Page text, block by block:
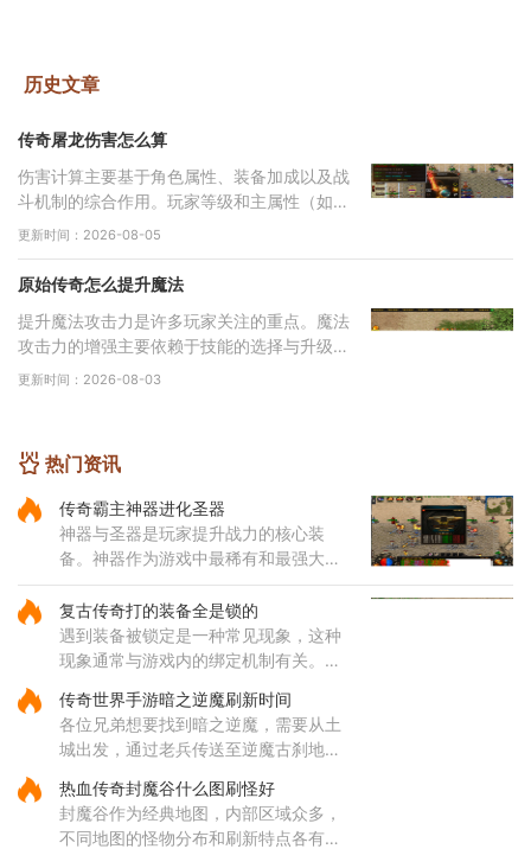
历史文章
传奇屠龙伤害怎么算
伤害计算主要基于角色属性、装备加成以及战
斗机制的综合作用。玩家等级和主属性（如力
量、智力等）直接影响基础攻击力和技能伤
础途
更新时间：2026-08-05
原始传奇怎么提升魔法
提升魔法攻击力是许多玩家关注的重点。魔法
攻击力的增强主要依赖于技能的选择与升级。
对于法师角色而言，雷电术是一个核心输出技
更新时间：2026-08-03
热门资讯
传奇霸主神器进化圣器
神器与圣器是玩家提升战力的核心装
备。神器作为游戏中最稀有和最强大的
装备之一，拥有远超其他装备的属性，
每种神器都具备独特的技能和被动效
果。玩家收集一定数量的神器后，
复古传奇打的装备全是锁的
遇到装备被锁定是一种常见现象，这种
现象通常与游戏内的绑定机制有关。部
上，这种绑定状态会限制装备的交易和
丢弃功能。装备锁定是游戏设计
传奇世界手游暗之逆魔刷新时间
各位兄弟想要找到暗之逆魔，需要从土
城出发，通过老兵传送至逆魔古刹地
魔阵中，咱们需要先进入右边的门，然
后按照逆时针方向前进，最终将
热血传奇封魔谷什么图刷怪好
封魔谷作为经典地图，内部区域众多，
不同地图的怪物分布和刷新特点各有差